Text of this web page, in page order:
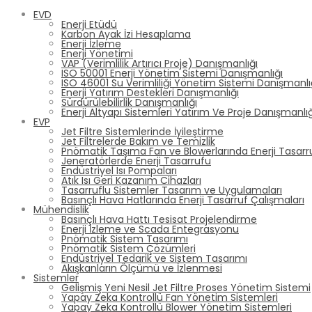
EVD
Enerji Etüdü
Karbon Ayak İzi Hesaplama
Enerji İzleme
Enerji Yönetimi
VAP (Verimlilik Artırıcı Proje) Danışmanlığı
ISO 50001 Enerji Yönetim Sistemi Danışmanlığı
ISO 46001 Su Verimliliği Yönetim Sistemi
Enerji Yatırım Destekleri Danışmanlığı
Sürdürülebilirlik Danışmanlığı
Enerji Altyapı Sistemleri Yatırım Ve Proje
EVP
Jet Filtre Sistemlerinde İyileştirme
Jet Filtrelerde Bakım ve Temizlik
Pnömatik Taşıma Fan ve Blowerlarında Enerji
Jeneratörlerde Enerji Tasarrufu
Endüstriyel Isı Pompaları
Atık Isı Geri Kazanım Cihazları
Tasarruflu Sistemler Tasarım ve Uygulamaları
Basınçlı Hava Hatlarında Enerji Tasarruf Çalışmaları
Mühendislik
Basınçlı Hava Hattı Tesisat Projelendirme
Enerji İzleme ve Scada Entegrasyonu
Pnömatik Sistem Tasarımı
Pnömatik Sistem Çözümleri
Endüstriyel Tedarik ve Sistem Tasarımı
Akışkanların Ölçümü ve İzlenmesi
Sistemler
Gelişmiş Yeni Nesil Jet Filtre Proses Yönetim Sistemi
Yapay Zeka Kontrollü Fan Yönetim Sistemleri
Yapay Zeka Kontrollü Blower Yönetim Sistemleri